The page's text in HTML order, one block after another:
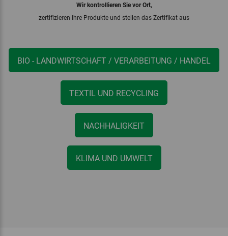
Wir kontrollieren Sie vor Ort,
zertifizieren Ihre Produkte und stellen das Zertifikat aus
BIO - LANDWIRTSCHAFT / VERARBEITUNG / HANDEL
TEXTIL UND RECYCLING
NACHHALIGKEIT
KLIMA UND UMWELT